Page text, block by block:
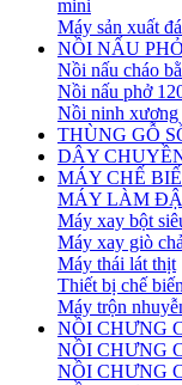
mini
Máy sản xuất
NỒI NẤU
Nồi nấu cháo
Nồi nấu phở
Nồi ninh xương
THÙNG GỖ
DÂY
MÁY CHẾ
MÁY LÀM
Máy xay bột
Máy xay giò
Máy thái lát thịt
Thiết bị chế
Máy trộn
NỒI CHƯNG
NỒI CHƯNG
NỒI CHƯNG